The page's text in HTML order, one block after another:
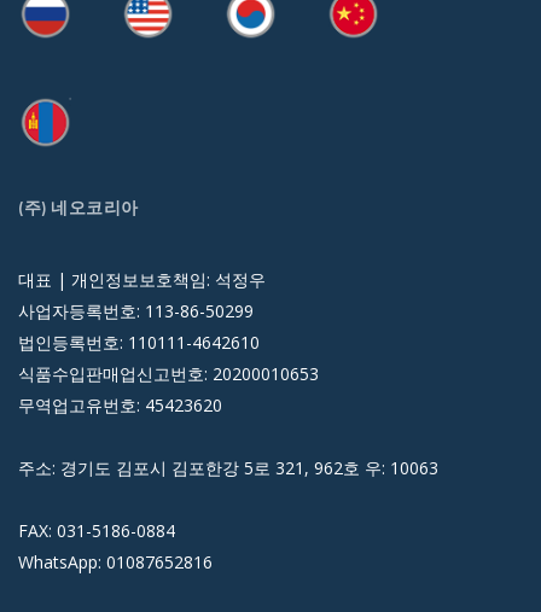
(주) 네오코리아
대표 | 개인정보보호책임: 석정우
사업자등록번호: 113-86-50299
법인등록번호: 110111-4642610
식품수입판매업신고번호: 20200010653
무역업고유번호: 45423620
주소: 경기도 김포시 김포한강 5로 321, 962호 우: 10063
FAX: 031-5186-0884
WhatsApp: 01087652816